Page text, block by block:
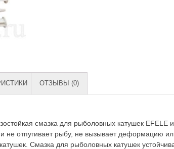
ОТЗЫВЫ (0)
смазка для рыболовных катушек
не отпугивает рыбу, не вызывает деформацию
Смазка для рыболовных катушек